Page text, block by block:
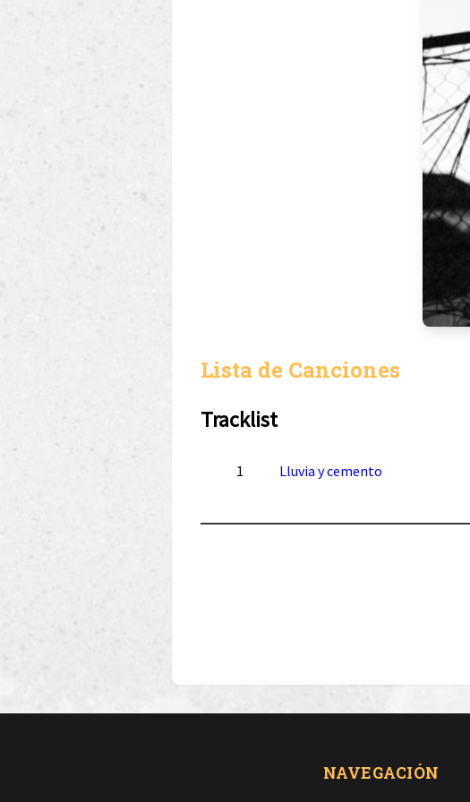
Lista de Canciones
Tracklist
1 Lluvia y cemento
NAVEGACIÓN